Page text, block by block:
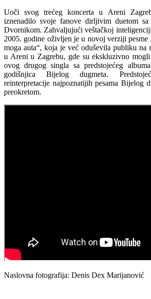
Uoči svog trećeg koncerta u Areni
iznenadilo svoje fanove dirljivim duetom
Dvornikom. Zahvaljujući veštačkoj
2005. godine oživljen je u novoj verziji pesme
moga auta“, koja je već oduševila publiku na
u Areni u Zagrebu, gde su ekskluzivno
ovog drugog singla sa predstojećeg
godišnjica Bijelog dugmeta.
reinterpretacije najpoznatijih pesama Bijelog
preokretom.
Naslovna fotografija: Denis Dex Marijanović